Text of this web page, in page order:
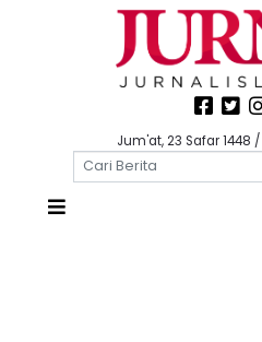
Jum'at, 23 Safar 1448